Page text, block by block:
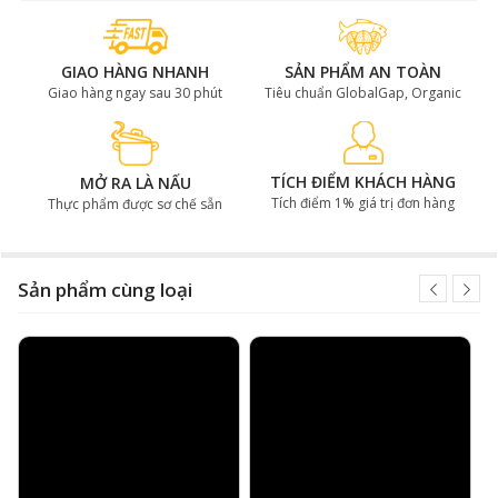
GIAO HÀNG NHANH
Giao hàng ngay sau 30 phút
SẢN PHẨM AN TOÀN
Tiêu chuẩn GlobalGap, Organic
MỞ RA LÀ NẤU
Thực phẩm được sơ chế sẵn
TÍCH ĐIỂM KHÁCH HÀNG
Tích điểm 1% giá trị đơn hàng
Sản phẩm cùng loại